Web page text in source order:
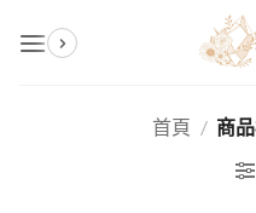
首頁 / 商